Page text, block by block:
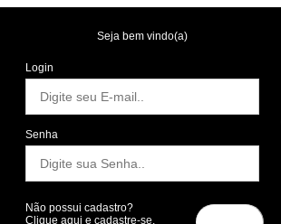
Seja bem vindo(a)
Login
Senha
Não possui cadastro?
Clique aqui e cadastre-se.